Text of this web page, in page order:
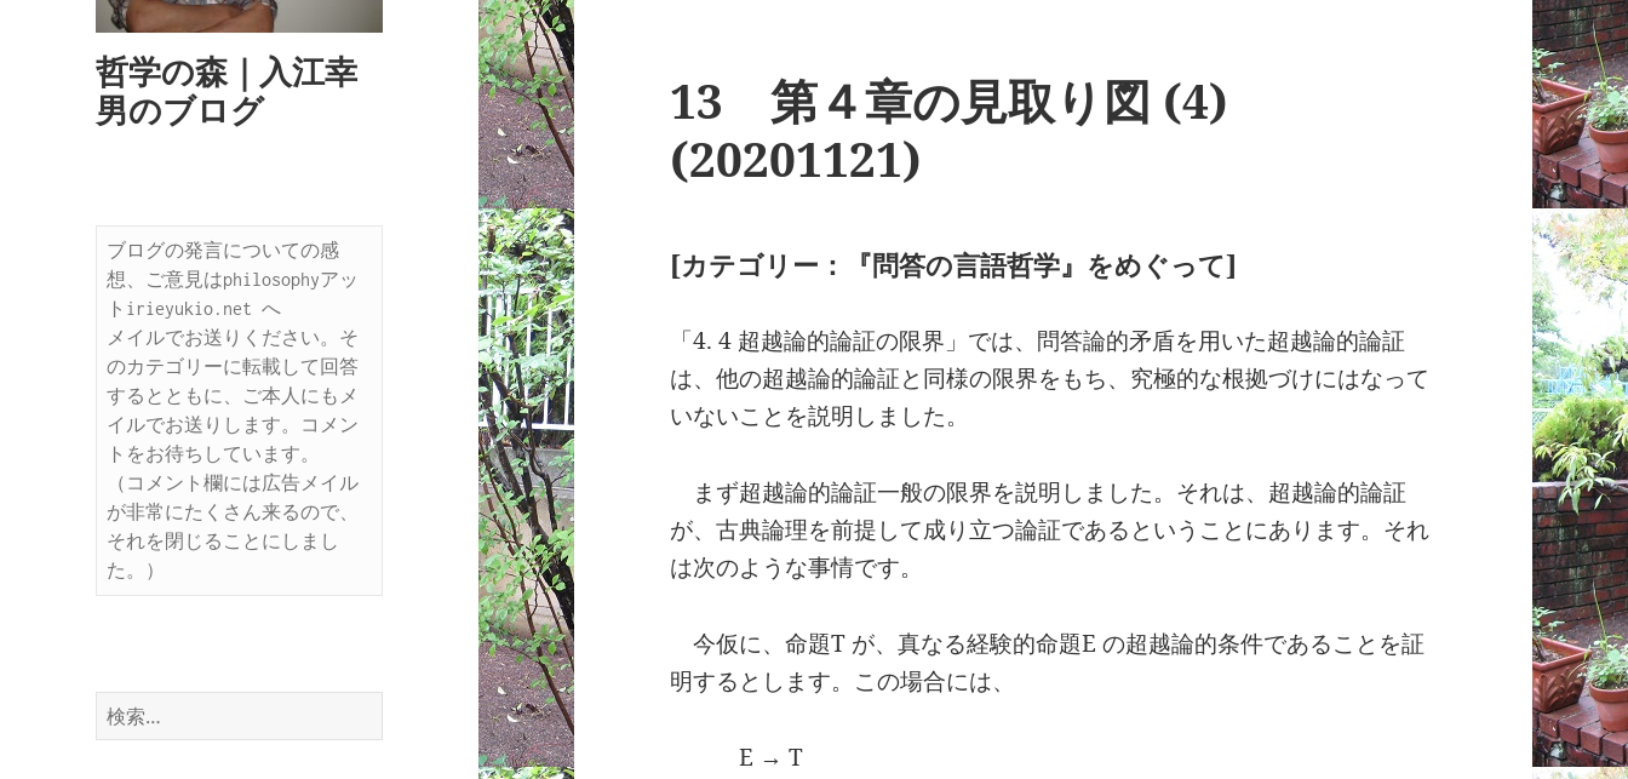
哲学の森｜入江幸
男のブログ
ブログの発言についての感
想、ご意見はphilosophyアッ
トirieyukio.net へ
メイルでお送りください。そ
のカテゴリーに転載して回答
するとともに、ご本人にもメ
イルでお送りします。コメン
トをお待ちしています。
（コメント欄には広告メイル
が非常にたくさん来るので、
それを閉じることにしまし
た。）
検
索:
13 第４章の見取り図 (4)
(20201121)
[カテゴリー：『問答の言語哲学』をめぐって]
「4. 4 超越論的論証の限界」では、問答論的矛盾を用いた超越論的論証
は、他の超越論的論証と同様の限界をもち、究極的な根拠づけにはなって
いないことを説明しました。
まず超越論的論証一般の限界を説明しました。それは、超越論的論証
が、古典論理を前提して成り立つ論証であるということにあります。それ
は次のような事情です。
今仮に、命題T が、真なる経験的命題E の超越論的条件であることを証
明するとします。この場合には、
E → T